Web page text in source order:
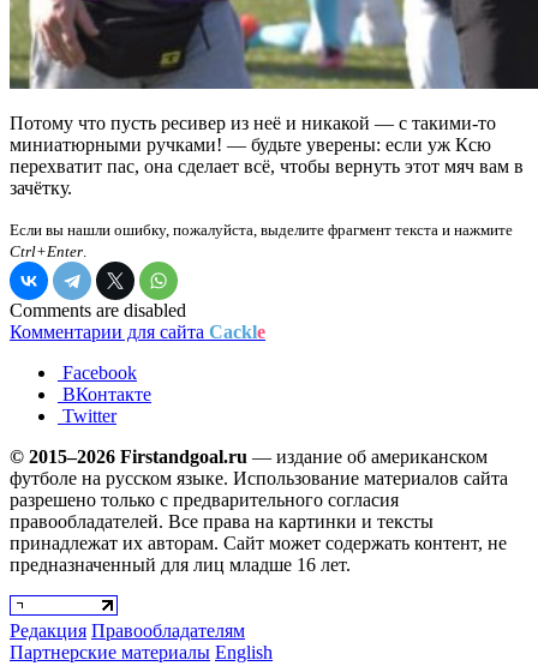
Потому что пусть ресивер из неё и никакой — с такими-то
миниатюрными ручками! — будьте уверены: если уж Ксю
перехватит пас, она сделает всё, чтобы вернуть этот мяч вам в
зачётку.
Если вы нашли ошибку, пожалуйста, выделите фрагмент текста и нажмите
Ctrl+Enter
Comments are disabled
Комментарии для сайта Cackle
Facebook
ВКонтакте
Twitter
© 2015–2026 Firstandgoal.ru — издание об американском
футболе на русском языке. Использование материалов cайта
разрешено только с предварительного согласия
правообладателей. Все права на картинки и тексты
принадлежат их авторам. Сайт может содержать контент, не
предназначенный для лиц младше 16 лет.
Редакция Правообладателям
Партнерские материалы English